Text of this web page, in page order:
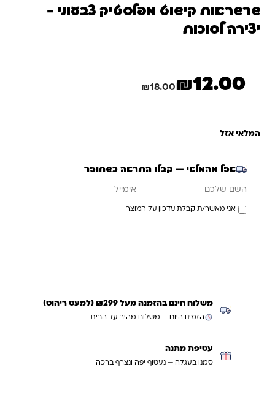
שרשראות קישוט מפלסטיק צבעוני -
יצירה לסוכות
₪18.00
המחיר המקורי היה: ₪18.00.
₪12.00
המחיר הנוכחי הוא: ₪12.00.
המלאי אזל
אזל מהמלאי — קבלו התראה כשחוזר
אני מאשר/ת קבלת עדכון על המוצר
משלוח חינם בהזמנה מעל ₪299 (למעט ריהוט)
הזמינו היום — משלוח מהיר עד הבית
עטיפת מתנה
סמנו בעגלה — נעטוף יפה ונצרף ברכה